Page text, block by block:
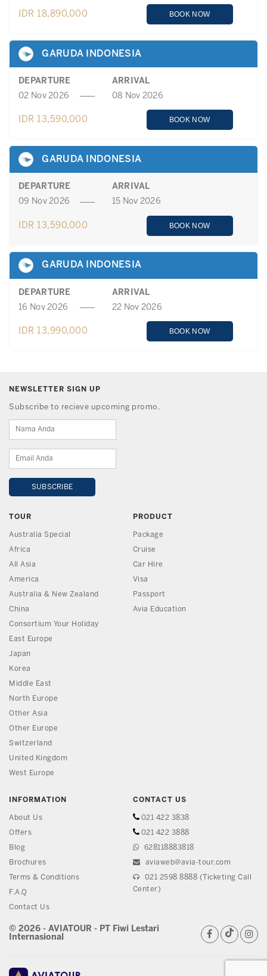
IDR 18,890,000 BOOK NOW
GARUDA INDONESIA
DEPARTURE
ARRIVAL
02 Nov 2026
08 Nov 2026
IDR 13,590,000 BOOK NOW
GARUDA INDONESIA
DEPARTURE
ARRIVAL
09 Nov 2026
15 Nov 2026
IDR 13,590,000 BOOK NOW
GARUDA INDONESIA
DEPARTURE
ARRIVAL
16 Nov 2026
22 Nov 2026
IDR 13,990,000 BOOK NOW
NEWSLETTER SIGN UP
Subscribe to recieve upcoming promo.
TOUR
Australia Special
Africa
All Asia
America
Australia & New Zealand
China
Consortium Your Holiday
East Europe
Japan
Korea
Middle East
North Europe
Other Asia
Other Europe
Switzerland
United Kingdom
West Europe
PRODUCT
Package
Cruise
Car Hire
Visa
Passport
Avia Education
INFORMATION
About Us
Offers
Blog
Brochures
Terms & Conditions
F.A.Q
Contact Us
CONTACT US
021 422 3838
021 422 3888
628118883818
aviaweb@avia-tour.com
021 2598 8888 (Ticketing Call
Center)
© 2026 - AVIATOUR - PT Fiwi Lestari
Internasional